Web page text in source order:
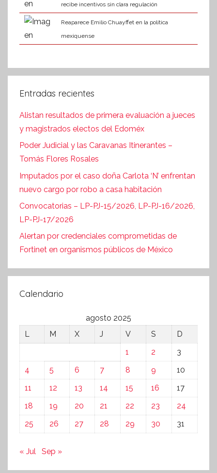
recibe incentivos sin clara regulación
Reaparece Emilio Chuayffet en la política
mexiquense
Entradas recientes
Alistan resultados de primera evaluación a jueces
y magistrados electos del Edoméx
Poder Judicial y las Caravanas Itinerantes –
Tomás Flores Rosales
Imputados por el caso doña Carlota ‘N’ enfrentan
nuevo cargo por robo a casa habitación
Convocatorias – LP-PJ-15/2026, LP-PJ-16/2026,
LP-PJ-17/2026
Alertan por credenciales comprometidas de
Fortinet en organismos públicos de México
Calendario
agosto 2025
L
M X J V S
D
1
2
3
4
5 6 7 8 9
10
11
12 13 14 15 16
17
18
19 20 21 22 23
24
25
26 27 28 29 30 31
« Jul Sep »